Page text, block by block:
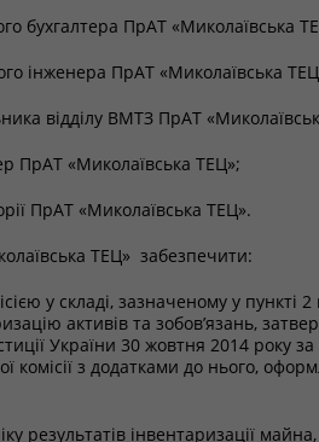
ПрАТ «Миколаївська
ПрАТ «Миколаївська
відділу ВМТЗ ПрАТ
«Миколаївська ТЕЦ»;
ПрАТ «Миколаївська ТЕЦ».
ТЕЦ» забезпечити:
у складі, зазначеному у пункті
активів та зобов’язань,
України 30 жовтня 2014 року
комісії з додатками до нього,
результатів інвентаризації